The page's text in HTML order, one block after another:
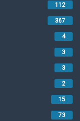
112
367
4
3
3
2
15
73